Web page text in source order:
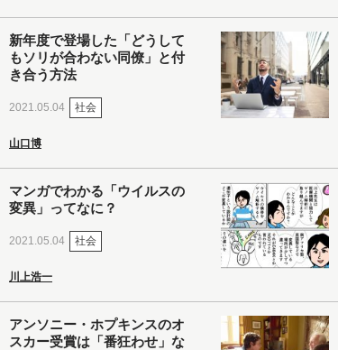
新年度で登場した「どうして
もソリが合わない同僚」と付
き合う方法
2021.05.04 社会
山口博
マンガでわかる「ウイルスの
変異」ってなに？
2021.05.04 社会
川上浩一
アンソニー・ホプキンスのオ
スカー受賞は「番狂わせ」な